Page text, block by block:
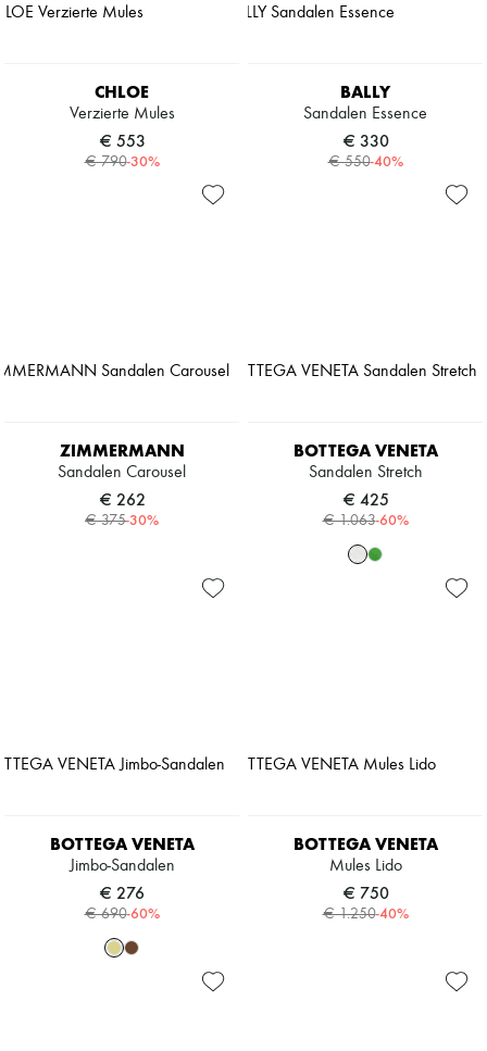
CHLOE
Verzierte Mules
€ 553
€ 790-30%
BALLY
Sandalen Essence
€ 330
€ 550-40%
ZIMMERMANN
Sandalen Carousel
€ 262
€ 375-30%
BOTTEGA VENETA
Sandalen Stretch
€ 425
€ 1.063-60%
BOTTEGA VENETA
Jimbo-Sandalen
€ 276
€ 690-60%
BOTTEGA VENETA
Mules Lido
€ 750
€ 1.250-40%